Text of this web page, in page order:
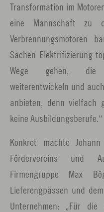
Transformation im
eine Mannschaft zu
Verbrennungsmotoren
Sachen Elektrifizierung
Wege gehen, die
weiterentwickeln und
anbieten, denn vielfach
keine Ausbildungsberufe.“
Konkret machte
Fördervereins und
Firmengruppe Max
Lieferengpässen und
Unternehmen: „Für